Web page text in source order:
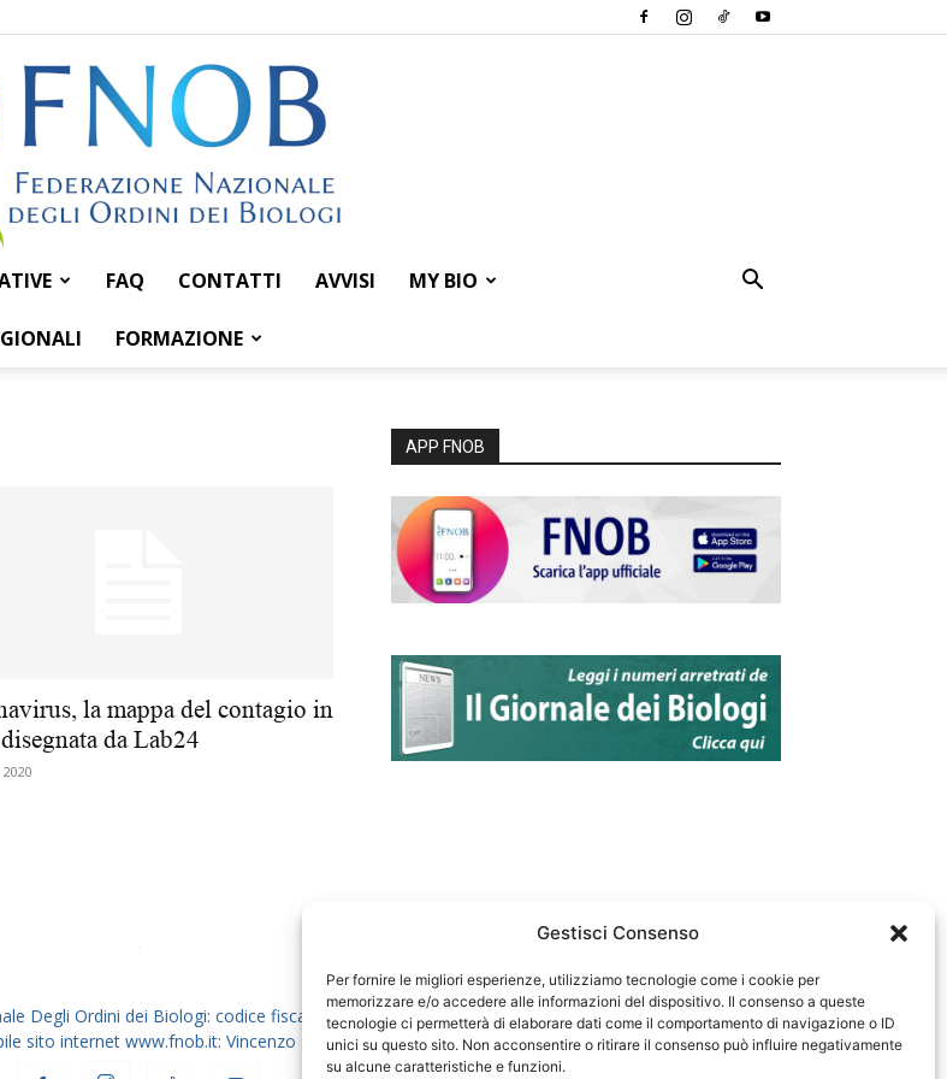
Gestisci Consenso
Per fornire le migliori esperienze, utilizziamo tecnologie come i cookie per
memorizzare e/o accedere alle informazioni del dispositivo. Il consenso a queste
tecnologie ci permetterà di elaborare dati come il comportamento di navigazione o ID
unici su questo sito. Non acconsentire o ritirare il consenso può influire negativamente
su alcune caratteristiche e funzioni.
Federazione
dei
FAQ CONTATTI AVVISI MY BIO
FORMAZIONE
la mappa del contagio in
da Lab24
APP FNOB
Degli Ordini dei Biologi: codice fiscale 80069130583
sito internet www.fnob.it: Vincenzo D'Anna